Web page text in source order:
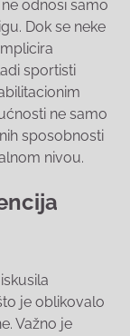
odnosi samo
Dok se neke
sportisti
ne samo
sposobnosti
nivou.
je oblikovalo
Važno je